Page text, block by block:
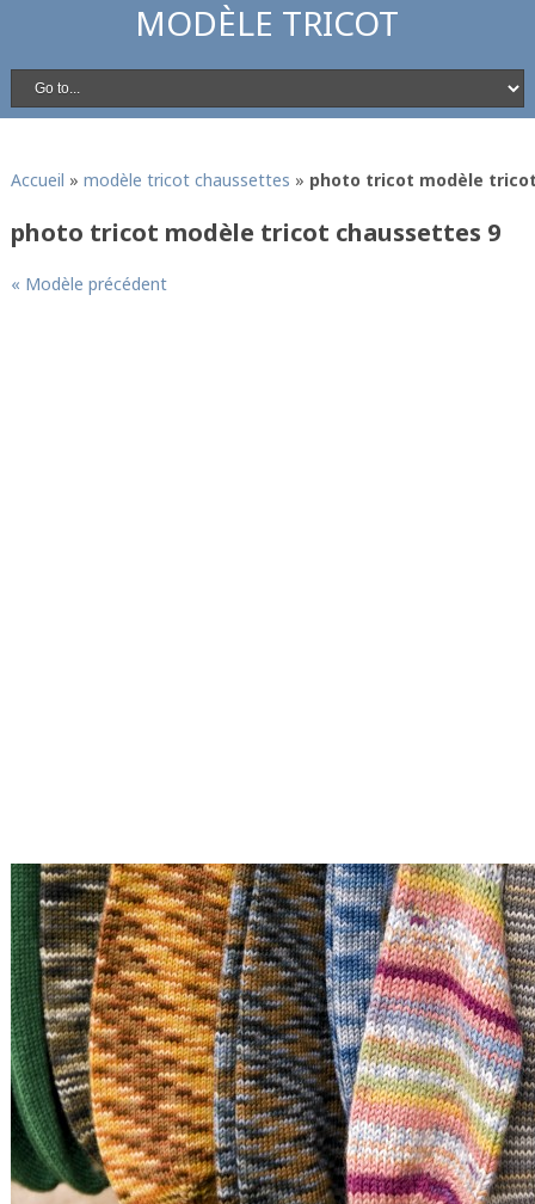
MODÈLE TRICOT
Accueil » modèle tricot chaussettes » photo tricot modèle
photo tricot modèle tricot chaussettes 9
« Modèle précédent